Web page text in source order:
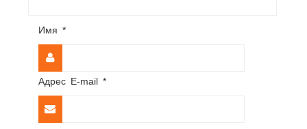
Имя *
Адрес E-mail *